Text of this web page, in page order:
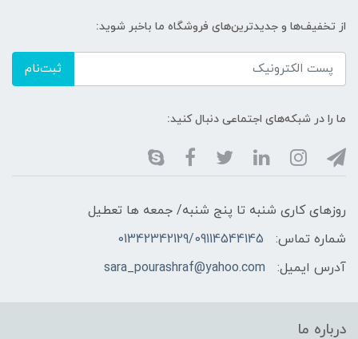
از تخفیف‌ها و جدیدترین‌های فروشگاه ما باخبر شوید:
ثبت‌نام
ما را در شبکه‌های اجتماعی دنبال کنید:
روزهای کاری شنبه تا پنج شنبه/ جمعه ها تعطیل
شماره تماس:
01342342129/09114544145
آدرس ایمیل:
sara_pourashraf@yahoo.com
درباره ما